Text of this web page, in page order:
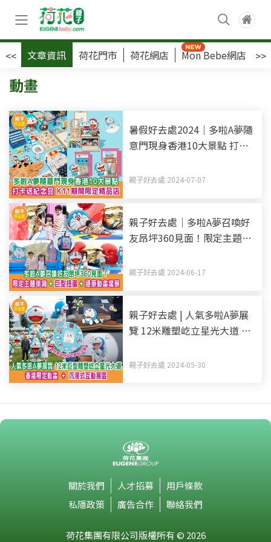
<< 文章資訊 荷花門市 荷花網店 Mon Bebe網店 >>
動畫
暑假好去處2024｜多啦A夢隨
意門現身香港10大景點 打卡
親子好去處 2024-07-07
親子好去處｜多啦A夢召喚好
友昂坪360見面！限定主題車
親子好去處 2024-06-17
親子好去處 | 人氣多啦A夢展
覽 12米雕塑屹立星光大道 香
親子好去處 2024-05-30
關於我們 人才招募
用戶條款
私隱政策
廣告合作 聯絡我們
荷花集團有限公司版權所有 © 2026